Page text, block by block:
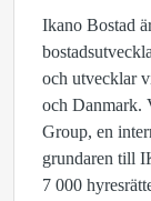
Ikano Bostad
och utvecklar
och Danmark.
Group, en
grundaren till
7 000